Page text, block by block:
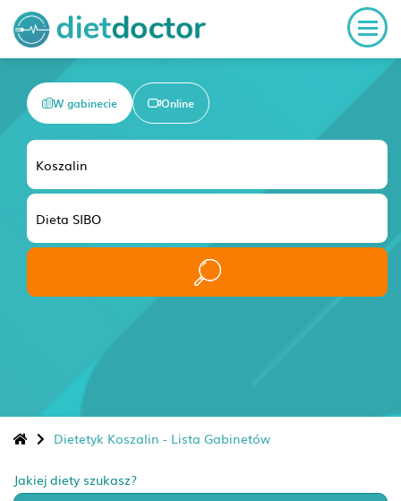
W gabinecie Online
Dietetyk Koszalin - Lista Gabinetów
Jakiej diety szukasz?